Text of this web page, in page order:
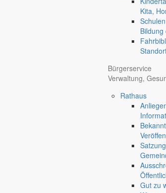
Kita,
Schulen
Bürgerservice
Verwaltung,
Rathaus
Gut zu
Jauernick-Buschbach
Früher musste man wegen jeder Angelegenheit
unterschiedlichen Anliegen finden Sie hier ebenso
In der Rubrik “Rathaus” geht der Blick etwas
Reichen Sie gern Vorschläge ein, was unter